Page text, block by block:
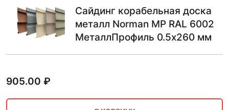
Сайдинг корабельная доска
металл Norman MP RAL 6002
МеталлПрофиль 0.5х260 мм
905.00 ₽